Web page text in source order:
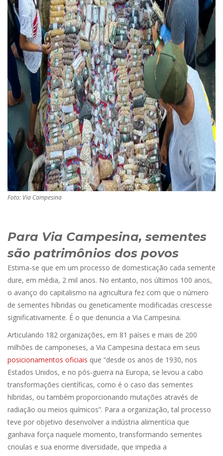
Foto: Via Campesina
Para Via Campesina, sementes
são patrimônios dos povos
Estima-se que em um processo de domesticação cada semente
dure, em média, 2 mil anos. No entanto, nos últimos 100 anos,
o avanço do capitalismo na agricultura fez com que o número
de sementes híbridas ou geneticamente modificadas crescesse
significativamente. É o que denuncia a Via Campesina.
Articulando 182 organizações, em 81 países e mais de 200
milhões de camponeses, a Via Campesina destaca em seus
posicionamentos oficiais que “desde os anos de 1930, nos
Estados Unidos, e no pós-guerra na Europa, se levou a cabo
transformações científicas, como é o caso das sementes
híbridas, ou também proporcionando mutações através de
radiação ou meios químicos”. Para a organização, tal processo
teve por objetivo desenvolver a indústria alimentícia que
ganhava força naquele momento, transformando sementes
crioulas e sua enorme diversidade, que impedia a